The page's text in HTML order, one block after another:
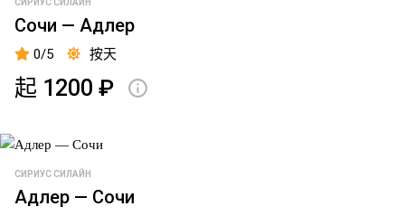
Сочи — Адлер
0/5 按天
起 1200 ₽
СИРИУС СИЛАЙН
Адлер — Сочи
桥
梁
Зимняя
пристань,
福
特